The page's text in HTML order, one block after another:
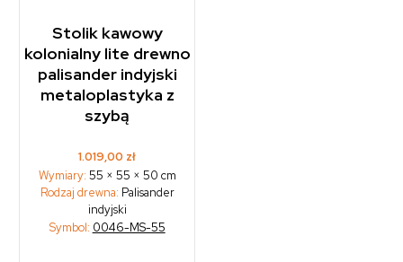
Stolik kawowy
kolonialny lite drewno
palisander indyjski
metaloplastyka z
szybą
1.019,00 zł
Wymiary: 55 × 55 × 50 cm
Rodzaj drewna: Palisander
indyjski
Symbol: 0046-MS-55